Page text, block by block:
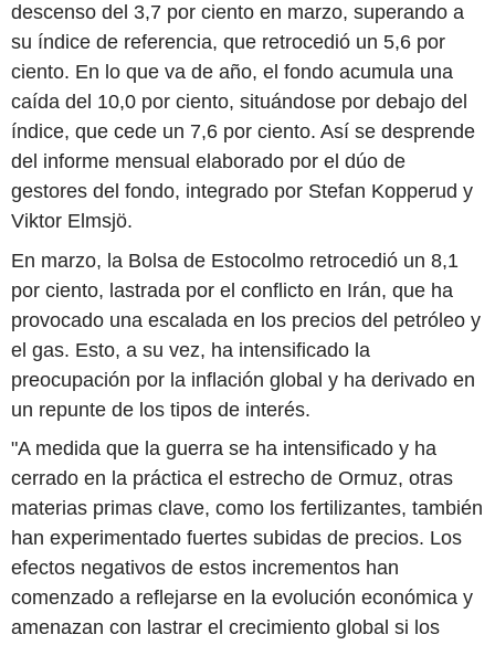
descenso del 3,7 por ciento en marzo, superando a
su índice de referencia, que retrocedió un 5,6 por
ciento. En lo que va de año, el fondo acumula una
caída del 10,0 por ciento, situándose por debajo del
índice, que cede un 7,6 por ciento. Así se desprende
del informe mensual elaborado por el dúo de
gestores del fondo, integrado por Stefan Kopperud y
Viktor Elmsjö.
En marzo, la Bolsa de Estocolmo retrocedió un 8,1
por ciento, lastrada por el conflicto en Irán, que ha
provocado una escalada en los precios del petróleo y
el gas. Esto, a su vez, ha intensificado la
preocupación por la inflación global y ha derivado en
un repunte de los tipos de interés.
"A medida que la guerra se ha intensificado y ha
cerrado en la práctica el estrecho de Ormuz, otras
materias primas clave, como los fertilizantes, también
han experimentado fuertes subidas de precios. Los
efectos negativos de estos incrementos han
comenzado a reflejarse en la evolución económica y
amenazan con lastrar el crecimiento global si los